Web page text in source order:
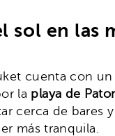
sol en las
cuenta con
la playa de
cerca de bares
más tranquila.